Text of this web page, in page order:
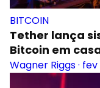
BITCOIN
Tether lança
Bitcoin em
Wagner Riggs· fev